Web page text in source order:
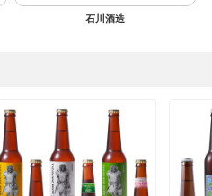
石川酒造